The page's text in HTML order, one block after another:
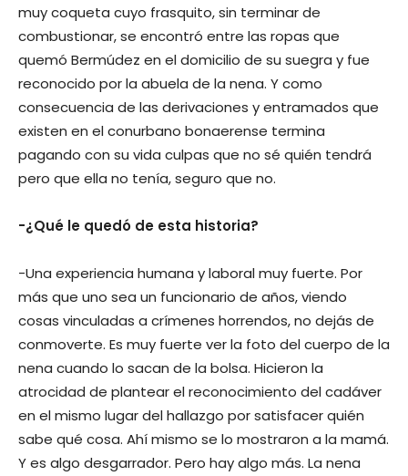
muy coqueta cuyo frasquito, sin terminar de
combustionar, se encontró entre las ropas que
quemó Bermúdez en el domicilio de su suegra y fue
reconocido por la abuela de la nena. Y como
consecuencia de las derivaciones y entramados que
existen en el conurbano bonaerense termina
pagando con su vida culpas que no sé quién tendrá
pero que ella no tenía, seguro que no.
-¿Qué le quedó de esta historia?
-Una experiencia humana y laboral muy fuerte. Por
más que uno sea un funcionario de años, viendo
cosas vinculadas a crímenes horrendos, no dejás de
conmoverte. Es muy fuerte ver la foto del cuerpo de la
nena cuando lo sacan de la bolsa. Hicieron la
atrocidad de plantear el reconocimiento del cadáver
en el mismo lugar del hallazgo por satisfacer quién
sabe qué cosa. Ahí mismo se lo mostraron a la mamá.
Y es algo desgarrador. Pero hay algo más. La nena